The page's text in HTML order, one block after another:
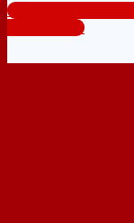
0824.400.400